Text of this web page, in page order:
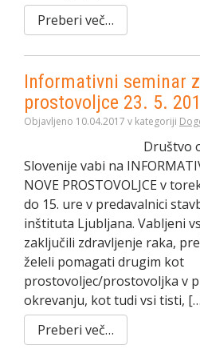
Preberi več…
Informativni seminar
prostovoljce 23. 5.
Objavljeno 10.04.2017 v kategoriji
Društvo
Slovenije vabi na
NOVE PROSTOVOLJCE v
do 15. ure v predavalnici
inštituta Ljubljana. Vabljeni
zaključili zdravljenje raka,
želeli pomagati drugim kot
prostovoljec/prostovoljka v
okrevanju, kot tudi vsi tisti,
Preberi več…